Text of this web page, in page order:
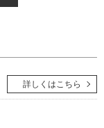
詳しくはこちら